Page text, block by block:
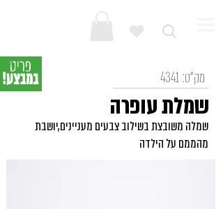
שמלה משובצת בשילוב צבעים מעניינים,יושבת
מהממם על הילדה
שמלת עופרה
מק"ט: 4341